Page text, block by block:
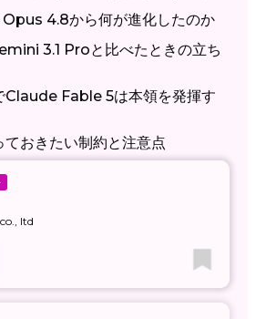
Opus 4.8から何が進化したのか
3.1 Proと比べたときの立ち
Claude Fable 5は本領を発揮す
ておきたい制約と注意点
ltd